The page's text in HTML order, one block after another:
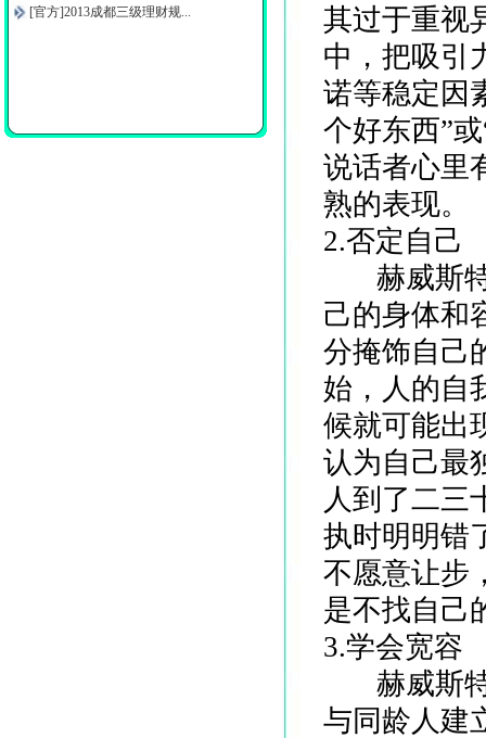
[官方]2013成都三级理财规...
其过于重视
中，把吸引
诺等稳定因
个好东西”
说话者心里
熟的表现。
2.否定自己
赫威斯特
己的身体和
分掩饰自己
始，人的自
候就可能出
认为自己最
人到了二三
执时明明错
不愿意让步
是不找自
3.学会宽容
赫威斯特
与同龄人建